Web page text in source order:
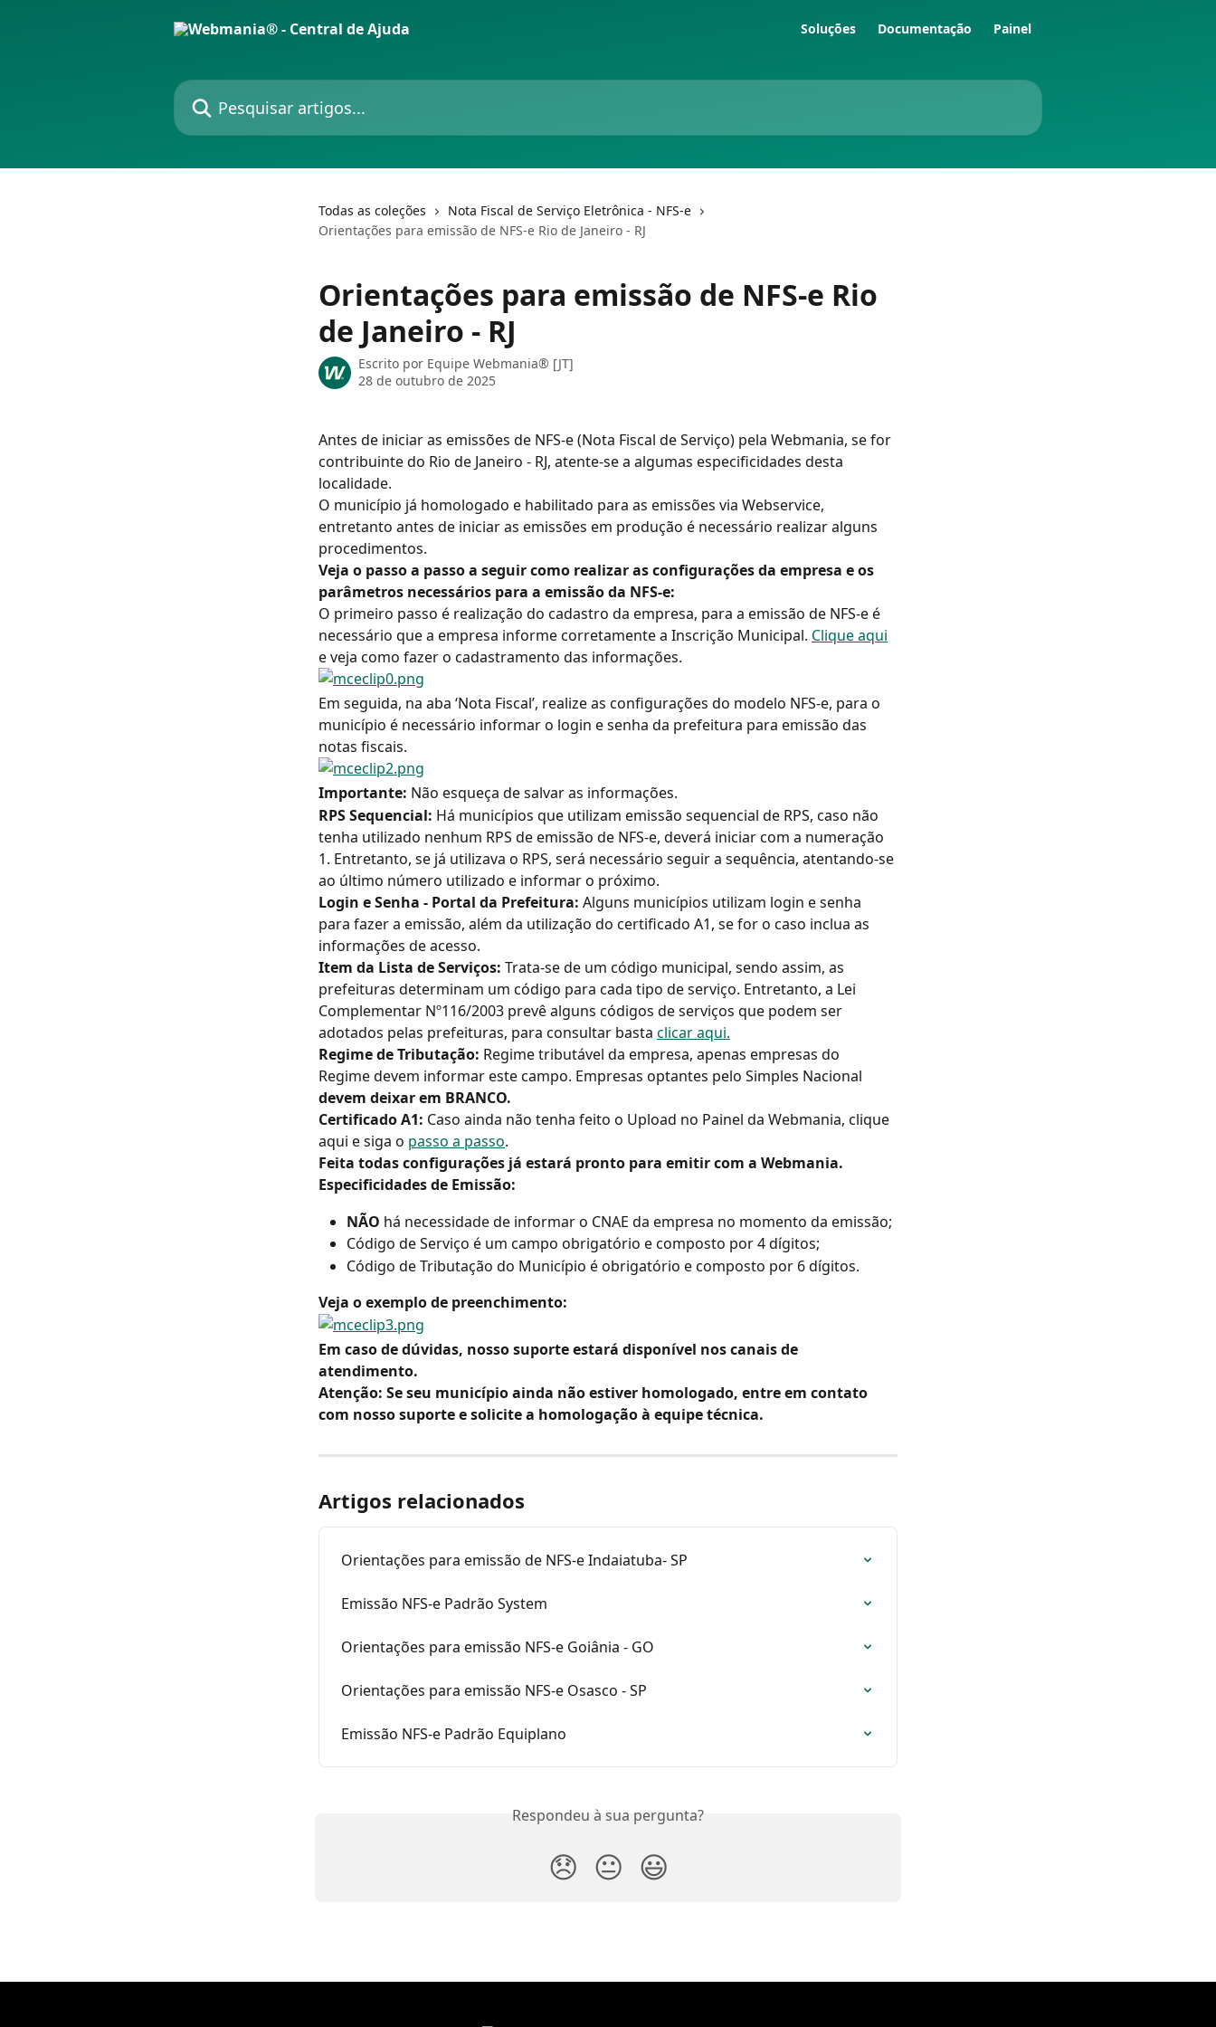
Soluções Documentação Painel
Pesquisar artigos...
Todas as coleções
Nota Fiscal de Serviço Eletrônica - NFS-e
Orientações para emissão de NFS-e Rio de Janeiro - RJ
Orientações para emissão de NFS-e Rio
de Janeiro - RJ
Escrito por Equipe Webmania® [JT]
28 de outubro de 2025
Antes de iniciar as emissões de NFS-e (Nota Fiscal de Serviço) pela Webmania, se for
contribuinte do Rio de Janeiro - RJ, atente-se a algumas especificidades desta
localidade.
O município já homologado e habilitado para as emissões via Webservice,
entretanto antes de iniciar as emissões em produção é necessário realizar alguns
procedimentos.
Veja o passo a passo a seguir como realizar as configurações da empresa e os
parâmetros necessários para a emissão da NFS-e:
O primeiro passo é realização do cadastro da empresa, para a emissão de NFS-e é
necessário que a empresa informe corretamente a Inscrição Municipal. Clique aqui
e veja como fazer o cadastramento das informações.
Em seguida, na aba ‘Nota Fiscal’, realize as configurações do modelo NFS-e, para o
município é necessário informar o login e senha da prefeitura para emissão das
notas fiscais.
Importante: Não esqueça de salvar as informações.
RPS Sequencial: Há municípios que utilizam emissão sequencial de RPS, caso não
tenha utilizado nenhum RPS de emissão de NFS-e, deverá iniciar com a numeração
1. Entretanto, se já utilizava o RPS, será necessário seguir a sequência, atentando-se
ao último número utilizado e informar o próximo.
Login e Senha - Portal da Prefeitura: Alguns municípios utilizam login e senha
para fazer a emissão, além da utilização do certificado A1, se for o caso inclua as
informações de acesso.
Item da Lista de Serviços: Trata-se de um código municipal, sendo assim, as
prefeituras determinam um código para cada tipo de serviço. Entretanto, a Lei
Complementar Nº116/2003 prevê alguns códigos de serviços que podem ser
adotados pelas prefeituras, para consultar basta clicar aqui.
Regime de Tributação: Regime tributável da empresa, apenas empresas do
Regime devem informar este campo. Empresas optantes pelo Simples Nacional
devem deixar em BRANCO.
Certificado A1: Caso ainda não tenha feito o Upload no Painel da Webmania, clique
aqui e siga o passo a passo.
Feita todas configurações já estará pronto para emitir com a Webmania.
Especificidades de Emissão:
NÃO há necessidade de informar o CNAE da empresa no momento da emissão;
Código de Serviço é um campo obrigatório e composto por 4 dígitos;
Código de Tributação do Município é obrigatório e composto por 6 dígitos.
Veja o exemplo de preenchimento:
Em caso de dúvidas, nosso suporte estará disponível nos canais de
atendimento.
Atenção: Se seu município ainda não estiver homologado, entre em contato
com nosso suporte e solicite a homologação à equipe técnica.
Artigos relacionados
Orientações para emissão de NFS-e Indaiatuba- SP
Emissão NFS-e Padrão System
Orientações para emissão NFS-e Goiânia - GO
Orientações para emissão NFS-e Osasco - SP
Emissão NFS-e Padrão Equiplano
Respondeu à sua pergunta?
😞 😐 😃